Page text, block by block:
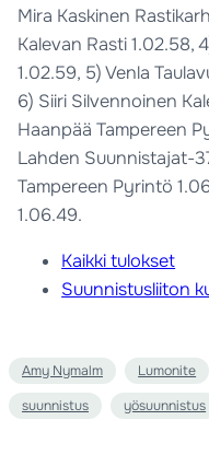
Mira Kaskinen
Kalevan Rasti 1.02.58,
1.02.59, 5) Venla
6) Siiri Silvennoinen
Haanpää Tampereen
Lahden Suunnistajat-
Tampereen Pyrintö
1.06.49.
Kaikki tulokset
Suunnistusliiton
Amy Nymalm Lumonite
suunnistus yösuunnistus